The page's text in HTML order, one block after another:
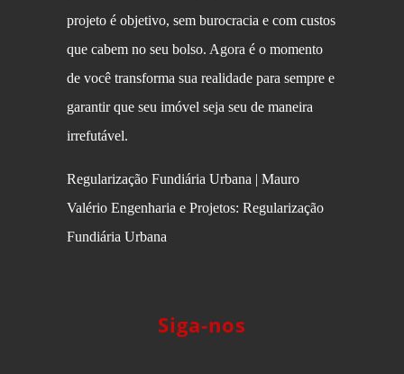
projeto é objetivo, sem burocracia e com custos
que cabem no seu bolso. Agora é o momento
de você transforma sua realidade para sempre e
garantir que seu imóvel seja seu de maneira
irrefutável.
Regularização Fundiária Urbana | Mauro
Valério Engenharia e Projetos: Regularização
Fundiária Urbana
Siga-nos